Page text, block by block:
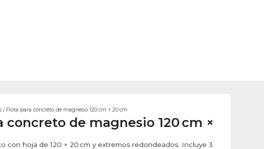
/ Flota para concreto de magnesio 120 cm × 20 cm
concreto de magnesio 120 cm ×
con hoja de 120 × 20 cm y extremos redondeados. Incluye 3